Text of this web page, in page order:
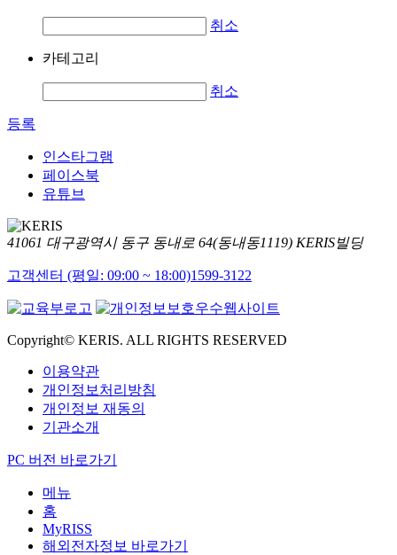
취소
카테고리
취소
등록
인스타그램
페이스북
유튜브
41061 대구광역시 동구 동내로 64(동내동1119) KERIS빌딩
고객센터 (평일: 09:00 ~ 18:00)1599-3122
Copyright© KERIS. ALL RIGHTS RESERVED
이용약관
개인정보처리방침
개인정보 재동의
기관소개
PC 버전 바로가기
메뉴
홈
MyRISS
해외전자정보 바로가기